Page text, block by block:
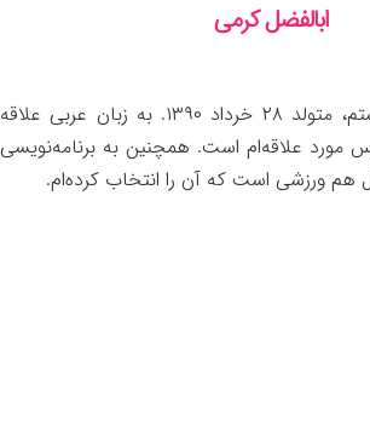
ابالفضل کرمی
من ابالفضل کرمی هستم، متولد ۲۸ خرداد ۱۳۹۰. به زبان عربی علاقه
مورد علاقه‌ام است. همچنین به برنامه‌نویسی
هم ورزشی است که آن را انتخاب کرده‌ام.